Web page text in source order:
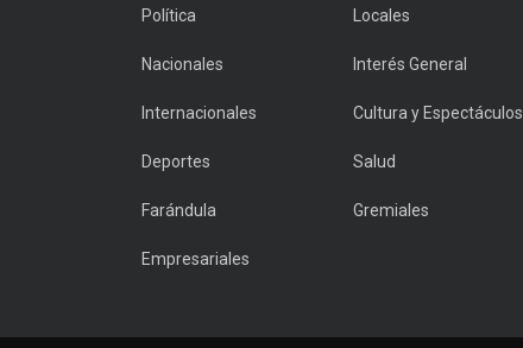
Política Locales
Nacionales Interés General
Internacionales Cultura y Espectáculos
Deportes Salud
Farándula Gremiales
Empresariales